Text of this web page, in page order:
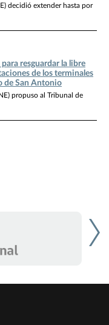
decidió extender hasta por
resguardar la libre
de los terminales
de San Antonio
propuso al Tribunal de